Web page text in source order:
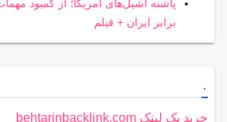
پاشنه آشیل‌های آمریکا؛ از کمبود
برابر ایران + فیلم
.
خرید بک لینک behtarinbacklink.com